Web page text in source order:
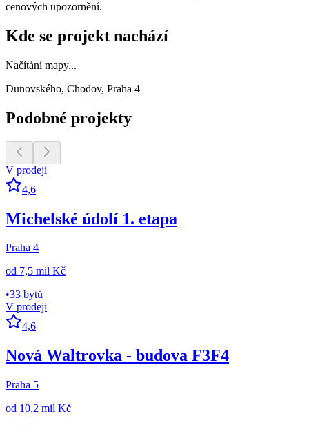
cenových upozornění.
Kde se projekt nachází
Načítání mapy...
Dunovského, Chodov, Praha 4
Podobné projekty
V prodeji
4,6
Michelské údolí 1. etapa
Praha 4
od 7,5 mil Kč
•33 bytů
V prodeji
4,6
Nová Waltrovka - budova F3F4
Praha 5
od 10,2 mil Kč